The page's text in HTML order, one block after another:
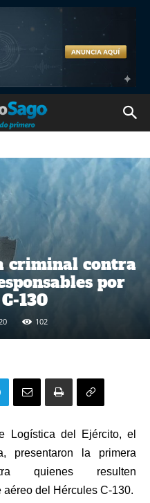
criminal contra
por
130
102
Logística del Ejército, el
, presentaron la primera
quienes resulten
aéreo del Hércules C-130.